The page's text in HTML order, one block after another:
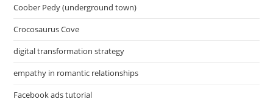
Coober Pedy (underground town)
Crocosaurus Cove
digital transformation strategy
empathy in romantic relationships
Facebook ads tutorial